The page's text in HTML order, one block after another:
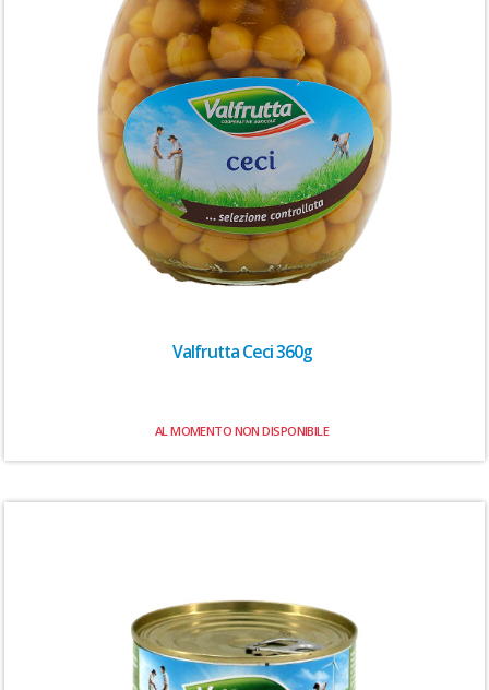
Valfrutta Ceci 360g
AL MOMENTO NON DISPONIBILE